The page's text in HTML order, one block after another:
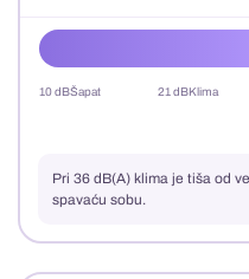
10 dBŠapat 21 dBKlima
Pri 36 dB(A) klima je tiša od
spavaću sobu.